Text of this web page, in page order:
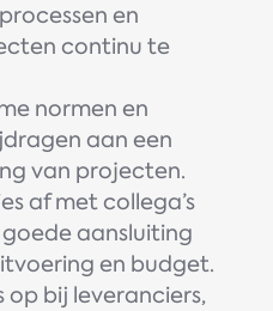
en
continu te
normen en
aan een
van projecten.
af met collega’s
aansluiting
en budget.
bij leveranciers,